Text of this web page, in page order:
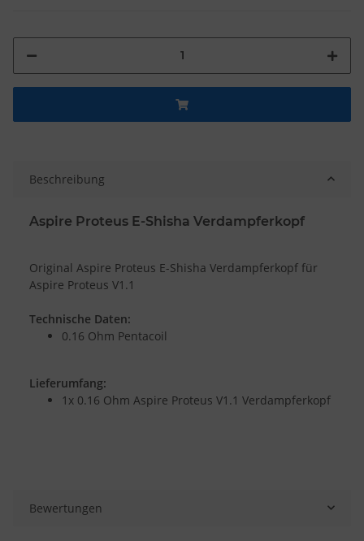
Beschreibung
Aspire Proteus E-Shisha Verdampferkopf
Original Aspire Proteus E-Shisha Verdampferkopf für
Aspire Proteus V1.1
Technische Daten:
0.16 Ohm Pentacoil
Lieferumfang:
1x 0.16 Ohm Aspire Proteus V1.1 Verdampferkopf
Bewertungen